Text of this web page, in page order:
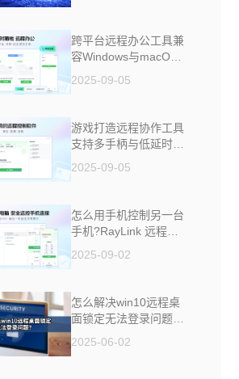
跨平台远程办公工具兼
容Windows与macOS
2025-09-05
游戏打造远程协作工具
支持多手柄与低延时助
2025-09-05
怎么用手机控制另一台
手机?RayLink 远程控
2025-09-02
怎么解决win10远程桌
面锁定无法登录问题
2025-06-02